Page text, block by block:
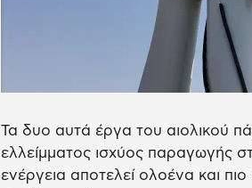
Τα δυο αυτά έργα του αιολικού
ελλείμματος ισχύος παραγωγής
ενέργεια αποτελεί ολοένα και